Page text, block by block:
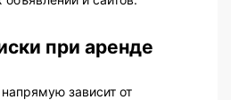
при аренде
зависит от